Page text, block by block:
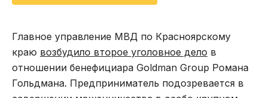
Главное управление МВД по Красноярскому
краю возбудило второе уголовное дело в
отношении бенефициара Goldman Group Романа
Гольдмана. Предприниматель подозревается в